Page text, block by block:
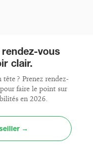
vous
clair.
? Prenez rendez-
faire le point sur
en 2026.
→